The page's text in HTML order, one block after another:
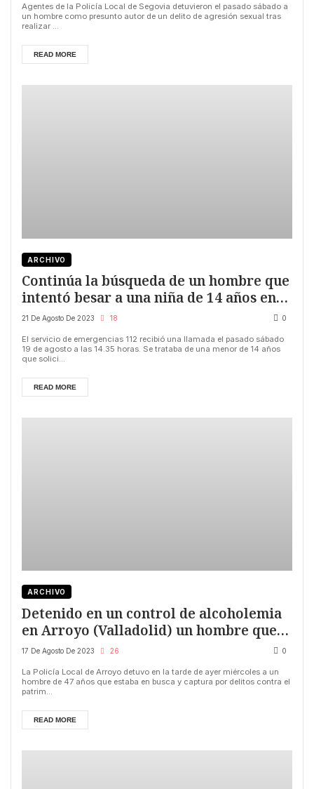
Agentes de la Policía Local de Segovia detuvieron el pasado sábado a
un hombre como presunto autor de un delito de agresión sexual tras
realizar ...
READ MORE
ARCHIVO
Continúa la búsqueda de un hombre que
intentó besar a una niña de 14 años en
una plaza de Palencia
21 De Agosto De 2023 18 0
El servicio de emergencias 112 recibió una llamada el pasado sábado
19 de agosto a las 14.35 horas. Se trataba de una menor de 14 años
que solici...
READ MORE
ARCHIVO
Detenido en un control de alcoholemia
en Arroyo (Valladolid) un hombre que
estaba en busca y captura
17 De Agosto De 2023 26 0
La Policía Local de Arroyo detuvo en la tarde de ayer miércoles a un
hombre de 47 años que estaba en busca y captura por delitos contra el
patrim...
READ MORE